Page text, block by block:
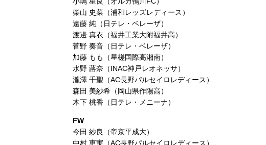
柴山 史菜（浦和レッズレディース）
遠藤 純（日テレ・ベレーザ）
渡邊 真衣（福井工業大附福井高）
菅野 奏音（日テレ・ベレーザ）
加藤 もも（星槎国際高湘南）
水野 蕗奈（INAC神戸レオネッサ）
瀧澤 千聖（AC⾧野パルセイロレディース）
森田 美紗希（岡山県作陽高）
木下 桃香（日テレ・メニーナ）
FW
今田 紗良（帝京平成大）
中村 恵実（AC⾧野パルセイロレディース）